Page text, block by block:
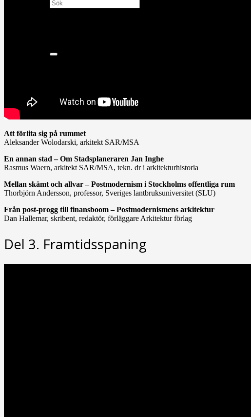
Att förlita sig på rummet
Aleksander Wolodarski, arkitekt SAR/MSA
En annan stad – Om Stadsplaneraren Jan Inghe
Rasmus Waern, arkitekt SAR/MSA, tekn. dr i arkitekturhistoria
Mellan skämt och allvar – Postmodernism i Stockholms offentliga rum
Thorbjörn Andersson, professor, Sveriges lantbruksuniversitet (SLU)
Från post-progg till finansboom – Postmodernismens arkitektur
Dan Hallemar, skribent, redaktör, förläggare Arkitektur förlag
Del 3. Framtidsspaning